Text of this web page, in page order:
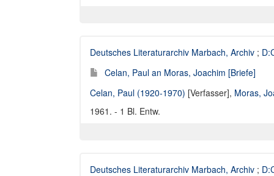
Deutsches Literaturarchiv Marbach, Archiv ;
Celan, Paul an Moras, Joachim [Briefe]
Celan, Paul (1920-1970) [Verfasser], Moras,
1961. - 1 Bl. Entw.
Deutsches Literaturarchiv Marbach, Archiv ;